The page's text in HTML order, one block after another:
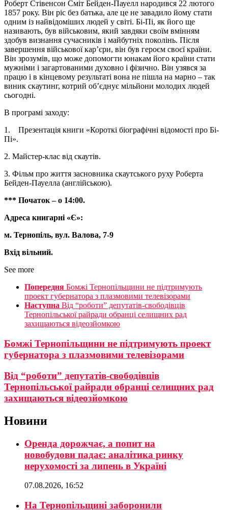
Роберт Стівенсон Сміт Бейден-Пауелл народився 22 лютого
1857 року. Він ріс без батька, але це не завадило йому стати
одним із найвідоміших людей у світі. Бі-Пі, як його ще
називають, був військовим, який завдяки своїм вмінням
здобув визнання сучасників і майбутніх поколінь. Після
завершення військової кар’єри, він був героєм своєї країни.
Він зрозумів, що може допомогти юнакам його країни стати
мужніми і загартованими духовно і фізично. Він узявся за
працю і в кінцевому результаті вона не пішла на марно – так
виник скаутинг, котрий об’єднує мільйони молодих людей
сьогодні.
В програмі заходу:
1. Презентація книги «Короткі біографічні відомості про Бі-
Пі».
2. Майстер-клас від скаутів.
3. Фільм про життя засновника скаутського руху Роберта
Бейден-Пауелла (англійською).
*** Початок – о 14:00.
Адреса книгарні «Є»:
м. Тернопіль, вул. Валова, 7-9
Вхід вільний.
See more
Попередня Бомжі Тернопільщини не підтримують
проект губернатора з плазмовими телевізорами
Наступна Від “роботи” депутатів-свободівців
Тернопільської райради обранці селищних рад
захищаються відеозйомкою
Бомжі Тернопільщини не підтримують проект
губернатора з плазмовими телевізорами
Від “роботи” депутатів-свободівців
Тернопільської райради обранці селищних рад
захищаються відеозйомкою
Новини
Оренда дорожчає, а попит на
новобудови падає: аналітика ринку
нерухомості за липень в Україні
07.08.2026, 16:52
На Тернопільщині заборонили